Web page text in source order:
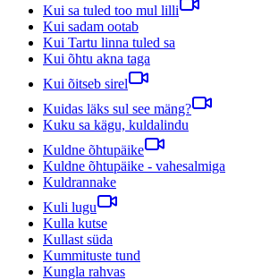
Kui sa tuled too mul lilli
Kui sadam ootab
Kui Tartu linna tuled sa
Kui õhtu akna taga
Kui õitseb sirel
Kuidas läks sul see mäng?
Kuku sa kägu, kuldalindu
Kuldne õhtupäike
Kuldne õhtupäike - vahesalmiga
Kuldrannake
Kuli lugu
Kulla kutse
Kullast süda
Kummituste tund
Kungla rahvas